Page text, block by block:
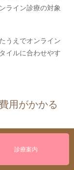
ライン診療の対象
うえでオンライン
イルに合わせやす
用がかかる
は、毎月の費用が
診療案内